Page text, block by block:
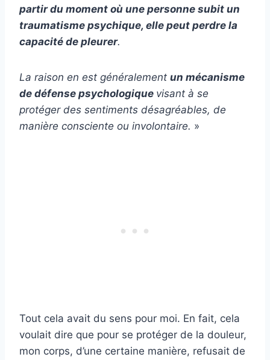
partir du moment où une personne subit un
traumatisme psychique, elle peut perdre la
capacité de pleurer.
La raison en est généralement un mécanisme
de défense psychologique visant à se
protéger des sentiments désagréables, de
manière consciente ou involontaire. »
Tout cela avait du sens pour moi. En fait, cela
voulait dire que pour se protéger de la douleur,
mon corps, d’une certaine manière, refusait de